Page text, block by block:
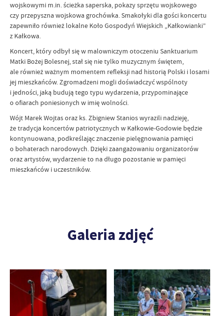
wojskowymi m.in. ścieżka saperska, pokazy sprzętu wojskowego
czy przepyszna wojskowa grochówka. Smakołyki dla gości koncertu
zapewniło również lokalne Koło Gospodyń Wiejskich „Kałkowianki”
z Kałkowa.
Koncert, który odbył się w malowniczym otoczeniu Sanktuarium
Matki Bożej Bolesnej, stał się nie tylko muzycznym świętem,
ale również ważnym momentem refleksji nad historią Polski i losami
jej mieszkańców. Zgromadzeni mogli doświadczyć wspólnoty
i jedności, jaką budują tego typu wydarzenia, przypominające
o ofiarach poniesionych w imię wolności.
Wójt Marek Wojtas oraz ks. Zbigniew Stanios wyrazili nadzieję,
że tradycja koncertów patriotycznych w Kałkowie-Godowie będzie
kontynuowana, podkreślając znaczenie pielęgnowania pamięci
o bohaterach narodowych. Dzięki zaangażowaniu organizatorów
oraz artystów, wydarzenie to na długo pozostanie w pamięci
mieszkańców i uczestników.
Galeria zdjęć